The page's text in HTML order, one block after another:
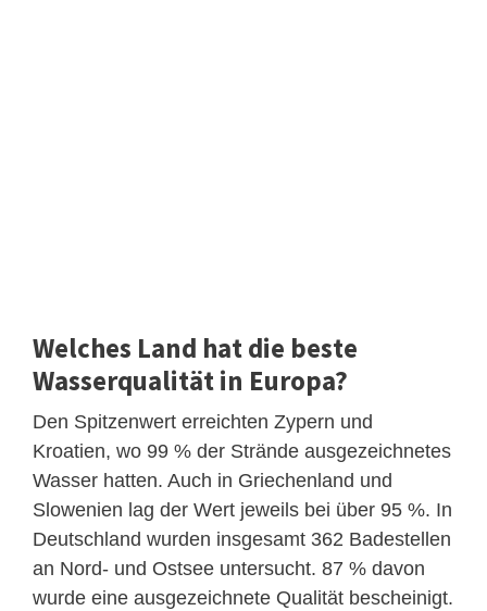
Welches Land hat die beste
Wasserqualität in Europa?
Den Spitzenwert erreichten Zypern und
Kroatien, wo 99 % der Strände ausgezeichnetes
Wasser hatten. Auch in Griechenland und
Slowenien lag der Wert jeweils bei über 95 %. In
Deutschland wurden insgesamt 362 Badestellen
an Nord- und Ostsee untersucht. 87 % davon
wurde eine ausgezeichnete Qualität bescheinigt.